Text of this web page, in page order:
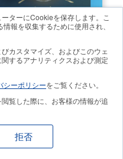
ターにCookieを保存します。こ
報を収集するために使用され、
カスタマイズ、およびこのウェ
するアナリティクスおよび測定
シーポリシーをご覧ください。
覧した際に、お客様の情報が追
拒否
を使う方法と押さえて
）を使うときの注意点